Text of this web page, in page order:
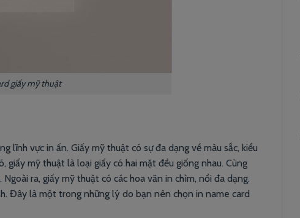
giấy mỹ thuật
lĩnh vực in ấn. Giấy mỹ thuật có sự đa dạng về màu sắc, kiểu
giấy mỹ thuật là loại giấy có hai mặt đều giống nhau. Cùng
ra, giấy mỹ thuật có các hoa văn in chìm, nổi đa dạng.
Đây là một trong những lý do bạn nên chọn in name card